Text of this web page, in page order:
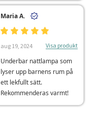
Maria A.
aug 19, 2024 Visa produkt
Underbar nattlampa som
lyser upp barnens rum på
ett lekfullt sätt.
Rekommenderas varmt!